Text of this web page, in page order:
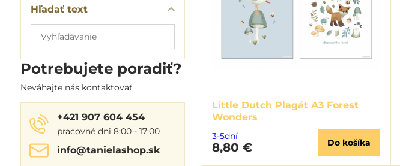
Little Dutch Plagát A3 Forest
Wonders
3-5dní
8,80 € Do košíka
Hľadať text
Prehľadať
výsledky
filtra
fulltextom
Potrebujete poradiť?
Neváhajte nás kontaktovať
+421 907 604 454
pracovné dni 8:00 - 17:00
info​@tanielashop​.sk